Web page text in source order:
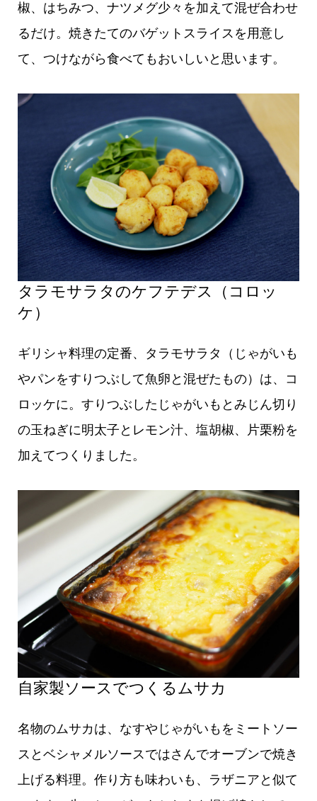
椒、はちみつ、ナツメグ少々を加えて混ぜ合わせ
るだけ。焼きたてのバゲットスライスを用意し
て、つけながら食べてもおいしいと思います。
タラモサラタのケフテデス（コロッ
ケ）
ギリシャ料理の定番、タラモサラタ（じゃがいも
やパンをすりつぶして魚卵と混ぜたもの）は、コ
ロッケに。すりつぶしたじゃがいもとみじん切り
の玉ねぎに明太子とレモン汁、塩胡椒、片栗粉を
加えてつくりました。
自家製ソースでつくるムサカ
名物のムサカは、なすやじゃがいもをミートソー
スとベシャメルソースではさんでオーブンで焼き
上げる料理。作り方も味わいも、ラザニアと似て